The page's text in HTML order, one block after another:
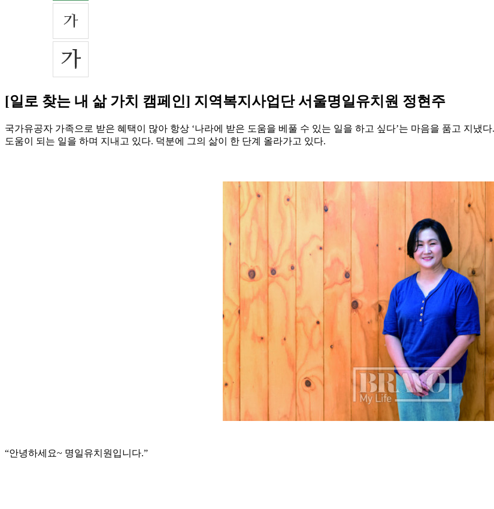
[일로 찾는 내 삶 가치 캠페인] 지역복지사업단 서울명일유치원 정현주
국가유공자 가족으로 받은 혜택이 많아 항상 ‘나라에 받은 도움을 베풀 수 있는 일을 하고 싶다’는 마음을 품고 지냈
도움이 되는 일을 하며 지내고 있다. 덕분에 그의 삶이 한 단계 올라가고 있다.
“안녕하세요~ 명일유치원입니다.”